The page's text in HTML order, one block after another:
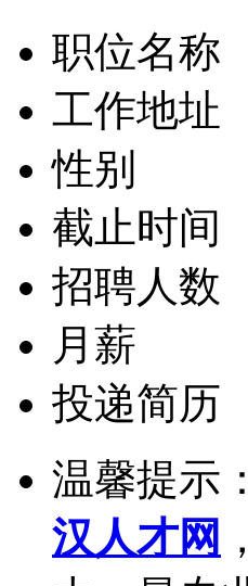
职位名称
工作地址
性别
截止时间
招聘人数
月薪
投递简历
温馨提示
汉人才网